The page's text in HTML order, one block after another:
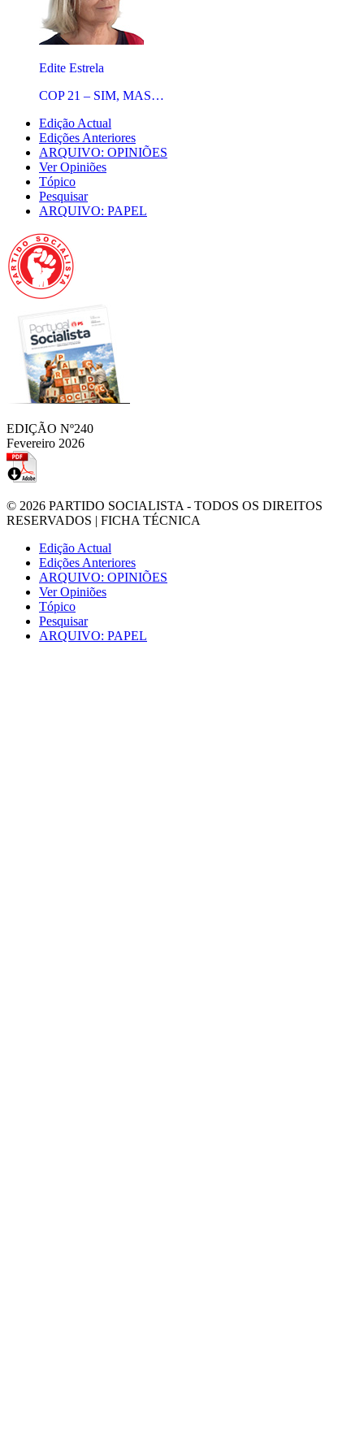
Edite Estrela
COP 21 – SIM, MAS…
Edição Actual
Edições Anteriores
ARQUIVO: OPINIÕES
Ver Opiniões
Tópico
Pesquisar
ARQUIVO: PAPEL
EDIÇÃO Nº240
Fevereiro 2026
© 2026 PARTIDO SOCIALISTA - TODOS OS DIREITOS
RESERVADOS | FICHA TÉCNICA
Edição Actual
Edições Anteriores
ARQUIVO: OPINIÕES
Ver Opiniões
Tópico
Pesquisar
ARQUIVO: PAPEL